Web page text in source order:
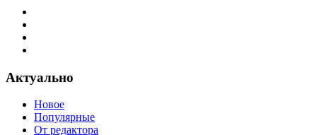
Актуально
Новое
Популярные
От редактора